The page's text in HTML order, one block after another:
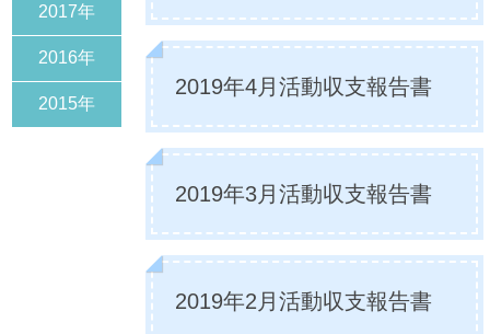
2017年
2016年
2015年
2019年4月活動収支報告書
2019年3月活動収支報告書
2019年2月活動収支報告書